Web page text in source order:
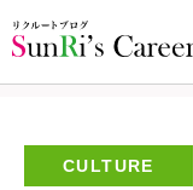
CULTURE